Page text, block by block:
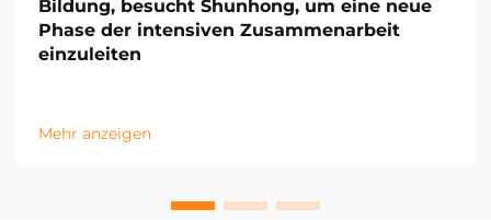
Bildung, besucht Shunhong, um eine neue
Phase der intensiven Zusammenarbeit
einzuleiten
Mehr anzeigen